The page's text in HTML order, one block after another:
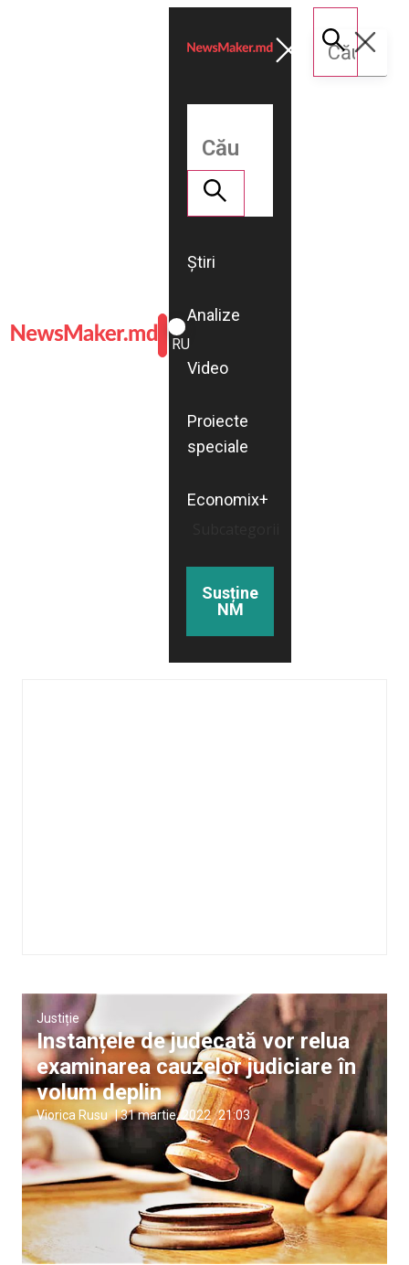
ROMÂNĂ
RU
Știri
Analize
Video
Proiecte
speciale
Economix+
Susține
NM
Justiție
Instanțele de judecată vor relua
examinarea cauzelor judiciare în
volum deplin
Viorica Rusu |31 martie, 2022 21:03